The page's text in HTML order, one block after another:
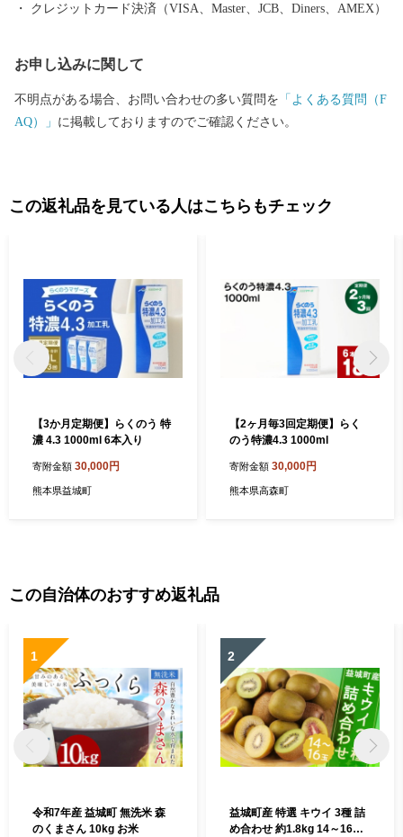
クレジットカード決済（VISA、Master、JCB、Diners、AMEX）
お申し込みに関して
不明点がある場合、お問い合わせの多い質問を 「よくある質問（F
AQ）」 に掲載しておりますのでご確認ください。
この返礼品を見ている人はこちらもチェック
【3か月定期便】らくのう 特
濃 4.3 1000ml 6本入り
寄附金額 30,000円
熊本県益城町
【2ヶ月毎3回定期便】らく
のう特濃4.3 1000ml
寄附金額 30,000円
熊本県高森町
この自治体のおすすめ返礼品
1
令和7年産 益城町 無洗米 森
のくまさん 10kg お米
2
益城町産 特選 キウイ 3種 詰
め合わせ 約1.8kg 14～16玉